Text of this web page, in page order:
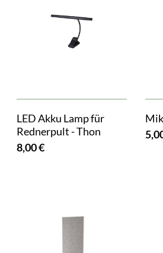
LED Akku Lamp für
Rednerpult - Thon
8,00 €